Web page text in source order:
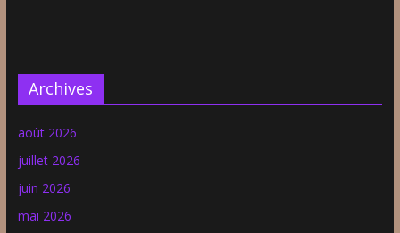
Archives
août 2026
juillet 2026
juin 2026
mai 2026